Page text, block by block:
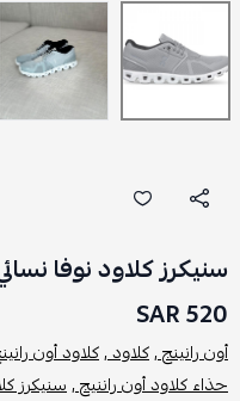
سنيكرز كلاود نوفا
520 SAR
أون رانينج ,كلاود ,كلاود أون
حذاء كلاود أون راننيج ,سنيكرز